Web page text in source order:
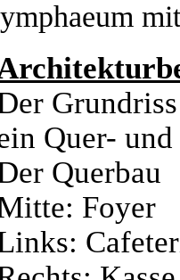
Quer-
Querbau
Foyer